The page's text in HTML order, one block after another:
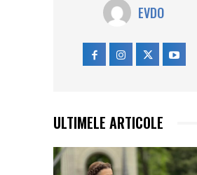
EVDO
ULTIMELE ARTICOLE